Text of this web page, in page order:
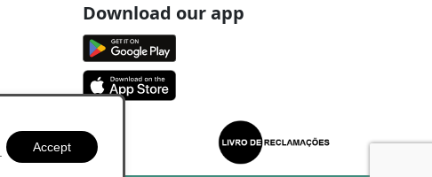
Download our app
Accept